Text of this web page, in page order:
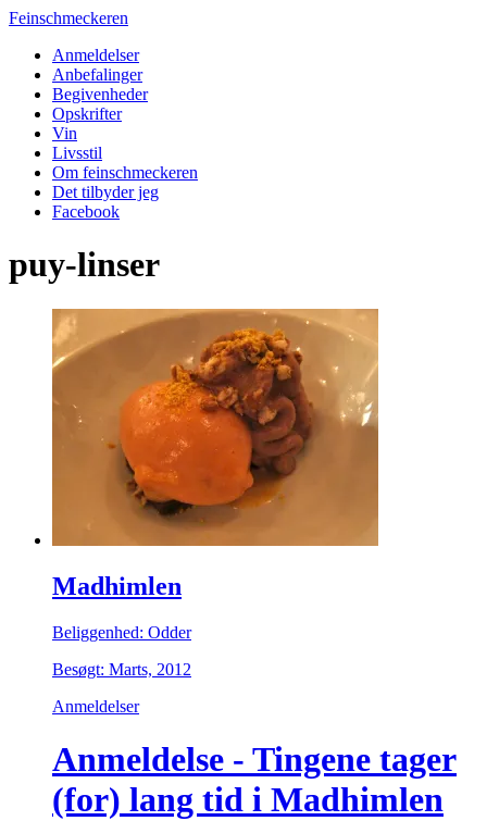
Feinschmeckeren
Anmeldelser
Anbefalinger
Begivenheder
Opskrifter
Vin
Livsstil
Om feinschmeckeren
Det tilbyder jeg
Facebook
puy-linser
Madhimlen
Beliggenhed: Odder
Besøgt: Marts, 2012
Anmeldelser
Anmeldelse - Tingene tager
(for) lang tid i Madhimlen